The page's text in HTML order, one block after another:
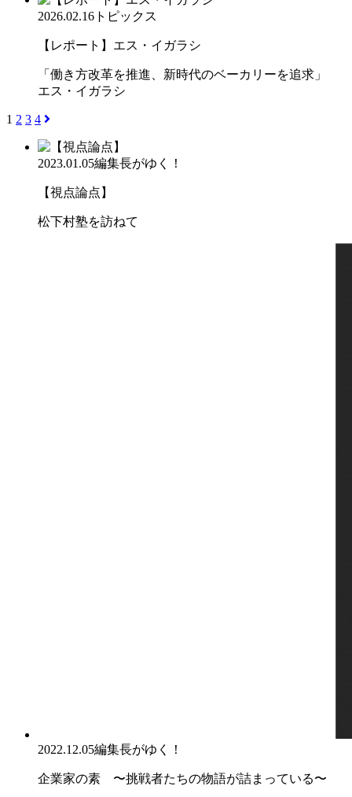
2026.02.16 トピックス
【レポート】エス・イガラシ
「働き方改革を推進、新時代のベーカリーを追求」
エス・イガラシ
1 2 3 4
2023.01.05編集長がゆく！
【視点論点】
松下村塾を訪ねて
2022.12.05編集長がゆく！
企業家の素 〜挑戦者たちの物語が詰まっている〜